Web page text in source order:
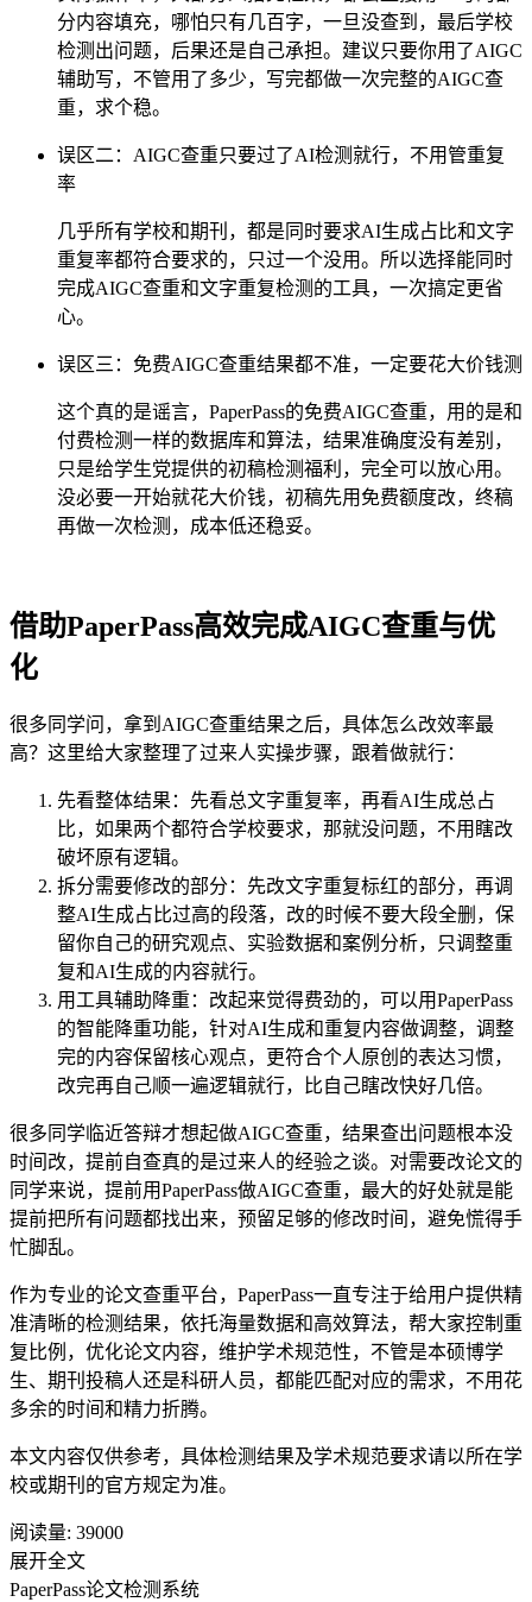
分内容填充，哪怕只有几百字，一旦没查到，最后学校
检测出问题，后果还是自己承担。建议只要你用了AIGC
辅助写，不管用了多少，写完都做一次完整的AIGC查
重，求个稳。
误区二：AIGC查重只要过了AI检测就行，不用管重复
率
几乎所有学校和期刊，都是同时要求AI生成占比和文字
重复率都符合要求的，只过一个没用。所以选择能同时
完成AIGC查重和文字重复检测的工具，一次搞定更省
心。
误区三：免费AIGC查重结果都不准，一定要花大价钱测
这个真的是谣言，PaperPass的免费AIGC查重，用的是和
付费检测一样的数据库和算法，结果准确度没有差别，
只是给学生党提供的初稿检测福利，完全可以放心用。
没必要一开始就花大价钱，初稿先用免费额度改，终稿
再做一次检测，成本低还稳妥。
借助PaperPass高效完成AIGC查重与优
化
很多同学问，拿到AIGC查重结果之后，具体怎么改效率最
高？这里给大家整理了过来人实操步骤，跟着做就行：
先看整体结果：先看总文字重复率，再看AI生成总占
比，如果两个都符合学校要求，那就没问题，不用瞎改
破坏原有逻辑。
拆分需要修改的部分：先改文字重复标红的部分，再调
整AI生成占比过高的段落，改的时候不要大段全删，保
留你自己的研究观点、实验数据和案例分析，只调整重
复和AI生成的内容就行。
用工具辅助降重：改起来觉得费劲的，可以用PaperPass
的智能降重功能，针对AI生成和重复内容做调整，调整
完的内容保留核心观点，更符合个人原创的表达习惯，
改完再自己顺一遍逻辑就行，比自己瞎改快好几倍。
很多同学临近答辩才想起做AIGC查重，结果查出问题根本没
时间改，提前自查真的是过来人的经验之谈。对需要改论文的
同学来说，提前用PaperPass做AIGC查重，最大的好处就是能
提前把所有问题都找出来，预留足够的修改时间，避免慌得手
忙脚乱。
作为专业的论文查重平台，PaperPass一直专注于给用户提供精
准清晰的检测结果，依托海量数据和高效算法，帮大家控制重
复比例，优化论文内容，维护学术规范性，不管是本硕博学
生、期刊投稿人还是科研人员，都能匹配对应的需求，不用花
多余的时间和精力折腾。
本文内容仅供参考，具体检测结果及学术规范要求请以所在学
校或期刊的官方规定为准。
阅读量: 39000
展开全文
PaperPass论文检测系统